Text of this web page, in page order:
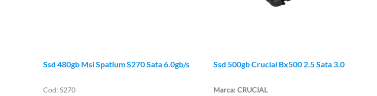
Ssd 480gb Msi Spatium S270 Sata 6.0gb/s
S270
Ssd 500gb Crucial Bx500 2.5 Sata 3.0
CRUCIAL